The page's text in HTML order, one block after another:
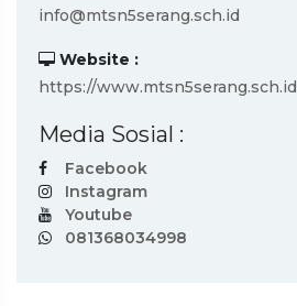
info@mtsn5serang.sch.id
Website :
https://www.mtsn5serang.sch.id
Media Sosial :
Facebook
Instagram
Youtube
081368034998